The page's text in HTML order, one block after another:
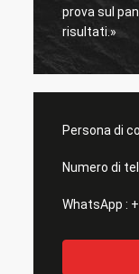
prova sul
risultati.»
Persona di
Numero di
WhatsApp :